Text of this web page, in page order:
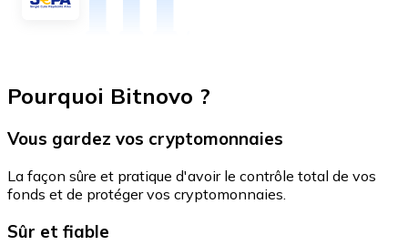
Pourquoi Bitnovo ?
Vous gardez vos cryptomonnaies
La façon sûre et pratique d'avoir le contrôle total de vos
fonds et de protéger vos cryptomonnaies.
Sûr et fiable